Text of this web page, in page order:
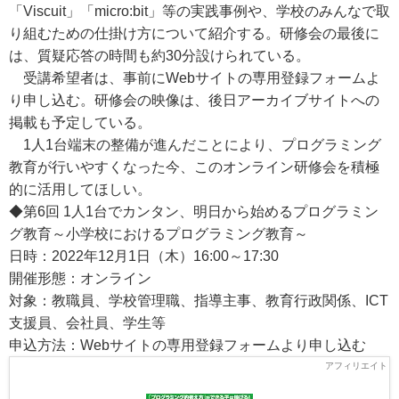
「Viscuit」「micro:bit」等の実践事例や、学校のみんなで取
り組むための仕掛け方について紹介する。研修会の最後に
は、質疑応答の時間も約30分設けられている。
受講希望者は、事前にWebサイトの専用登録フォームよ
り申し込む。研修会の映像は、後日アーカイブサイトへの
掲載も予定している。
1人1台端末の整備が進んだことにより、プログラミング
教育が行いやすくなった今、このオンライン研修会を積極
的に活用してほしい。
◆第6回 1人1台でカンタン、明日から始めるプログラミン
グ教育～小学校におけるプログラミング教育～
日時：2022年12月1日（木）16:00～17:30
開催形態：オンライン
対象：教職員、学校管理職、指導主事、教育行政関係、ICT
支援員、会社員、学生等
申込方法：Webサイトの専用登録フォームより申し込む